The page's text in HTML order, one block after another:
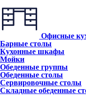
Офисные
Барные столы
Кухонные шкафы
Мойки
Обеденные группы
Обеденные столы
Сервировочные столы
Складные обеденные